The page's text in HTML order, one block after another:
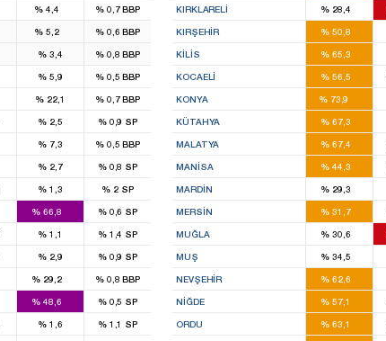
% 4,4 %0,7BBP
% 5,2 %0,6BBP
% 3,4 %0,8BBP
% 5,9 %0,5BBP
% 22,1 %0,7BBP
% 2,5 %0,9 SP
% 7,3 %0,5BBP
% 2,7 %0,8 SP
% 1,3 % 2 SP
% 66,8 %0,6 SP
% 1,1 %1,4 SP
% 2,9 %0,9 SP
% 29,2 %0,8BBP
% 48,6 %0,5 SP
% 1,6 %1,1 SP
KIRKLARELI % 28,4
KIRŞEHIR % 50,8
KILIS % 65,3
KOCAELI % 56,5
KONYA %73,9
KÜTAHYA % 67,3
MALATYA % 67,4
MANISA % 44,3
MARDIN % 29,3
MERSIN % 31,7
MUĞLA % 30,6
MUŞ % 34,5
NEVŞEHIR % 62,6
NIĞDE % 57,1
ORDU % 63,1